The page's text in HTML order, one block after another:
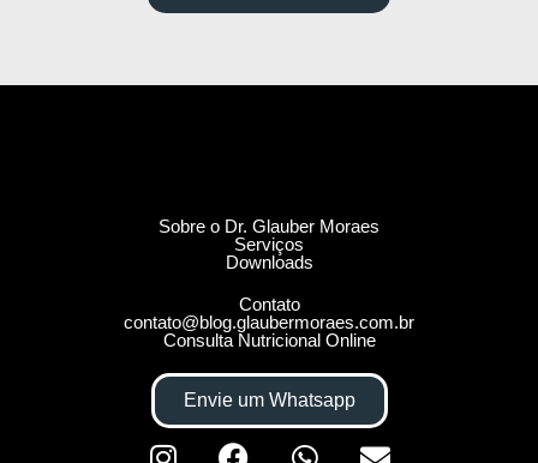
Sobre o Dr. Glauber Moraes
Serviços
Downloads
Contato
contato@blog.glaubermoraes.com.br
Consulta Nutricional Online
Envie um Whatsapp